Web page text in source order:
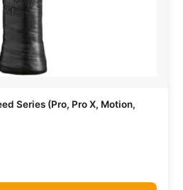
Series (Pro, Pro X, Motion,